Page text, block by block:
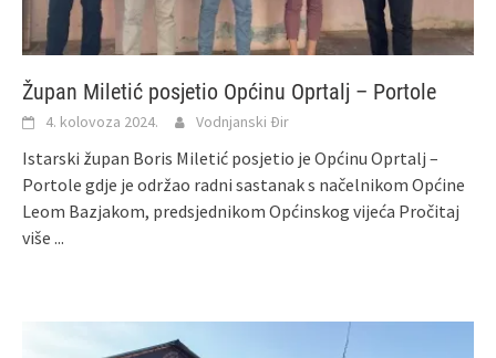
Župan Miletić posjetio Općinu Oprtalj – Portole
4. kolovoza 2024. Vodnjanski Đir
Istarski župan Boris Miletić posjetio je Općinu Oprtalj –
Portole gdje je održao radni sastanak s načelnikom Općine
Leom Bazjakom, predsjednikom Općinskog vijeća Pročitaj
više ...